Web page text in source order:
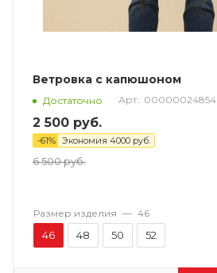
Ветровка с капюшоном
Достаточно Арт.: 00000024854
2 500 руб.
-61% Экономия 4000 руб.
6 500руб.
Размер изделия — 46
46 48 50 52